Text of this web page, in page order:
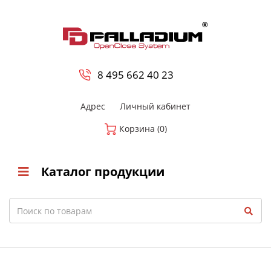
8 495 662 40 23
Адрес
Личный кабинет
Корзина (0)
Каталог продукции
Search